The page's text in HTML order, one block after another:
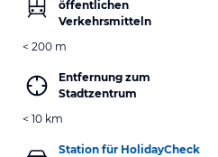
öffentlichen
Verkehrsmitteln
< 200 m
Entfernung zum
Stadtzentrum
< 10 km
Station für HolidayCheck